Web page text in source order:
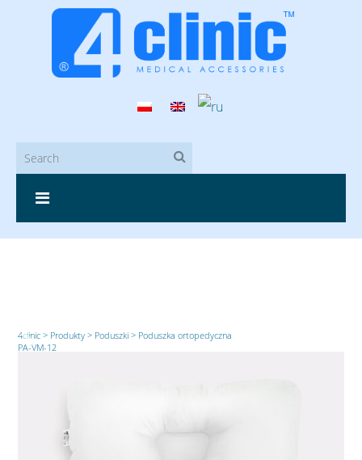
4clinic > Produkty > Poduszki > Poduszka ortopedyczna
PA-VM-12